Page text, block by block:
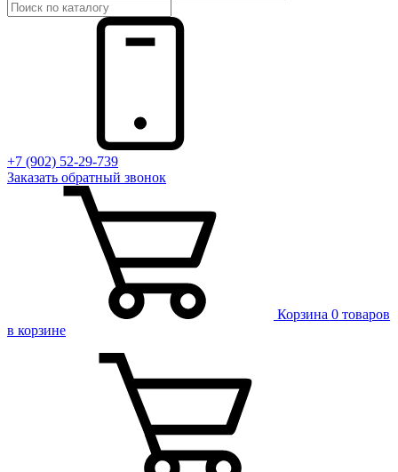
+7 (902) 52-29-739
Заказать обратный звонок
Корзина 0 товаров
в корзине